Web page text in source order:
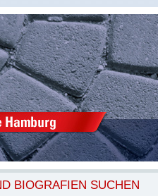
BIOGRAFIEN SUCHEN